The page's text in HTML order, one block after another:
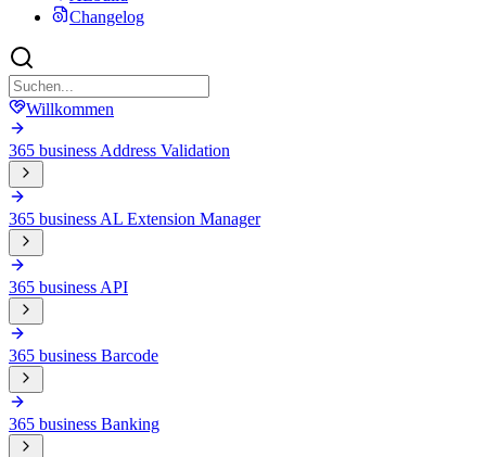
Changelog
Willkommen
365 business Address Validation
365 business AL Extension Manager
365 business API
365 business Barcode
365 business Banking